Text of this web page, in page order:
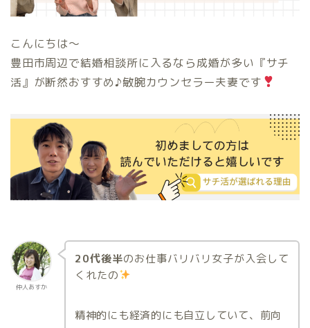
こんにちは〜
豊田市周辺で結婚相談所に入るなら成婚が多い『サチ
活』が断然おすすめ♪敏腕カウンセラー夫妻です
仲人あすか
20代後半のお仕事バリバリ女子が入会して
くれたの
精神的にも経済的にも自立していて、前向